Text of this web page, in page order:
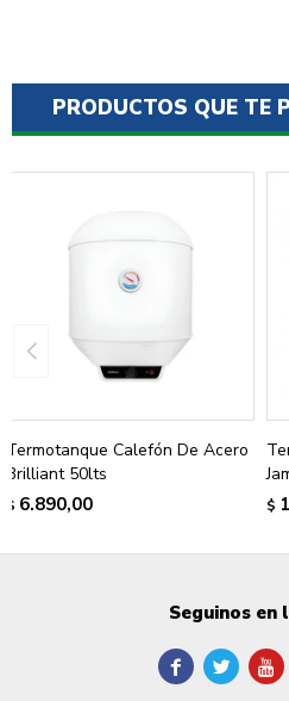
PRODUCTOS QUE TE
Termotanque Calefón De Acero
Brilliant 50lts
$ 6.890,00 $
Seguinos en
  